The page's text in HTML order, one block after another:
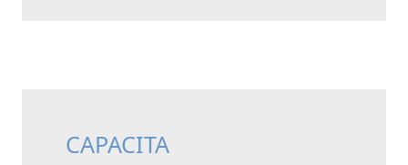
CAPACITA